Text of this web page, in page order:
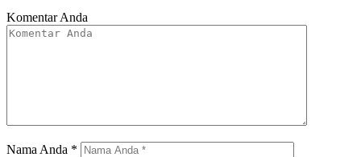
Komentar Anda
Nama Anda *